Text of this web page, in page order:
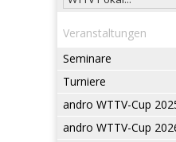
Veranstaltungen
Seminare
Turniere
andro WTTV-Cup
andro WTTV-Cup